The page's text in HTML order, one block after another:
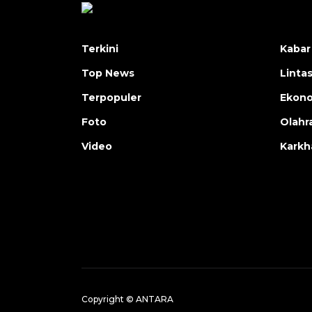
Terkini
Top News
Terpopuler
Foto
Video
Copyright © ANTARA